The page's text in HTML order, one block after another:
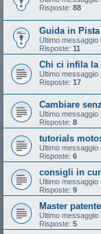
Risposte: 88
Guida in
Ultimo messaggio
Risposte: 11
Chi ci infila la
Ultimo messaggio
Risposte: 17
Cambiare
Ultimo messaggio
Risposte: 8
tutorials
Ultimo messaggio
Risposte: 6
consigli in
Ultimo messaggio
Risposte: 9
Master
Ultimo messaggio
Risposte: 5